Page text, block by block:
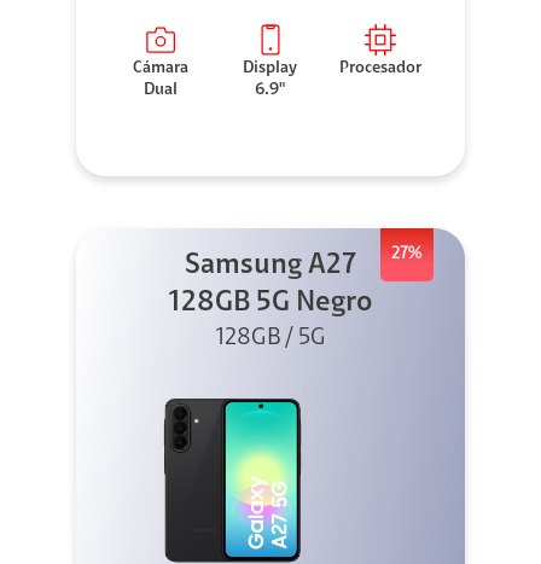
Cámara
Dual
Display
6.9"
Procesador
27%
Samsung A27
128GB 5G Negro
128GB / 5G